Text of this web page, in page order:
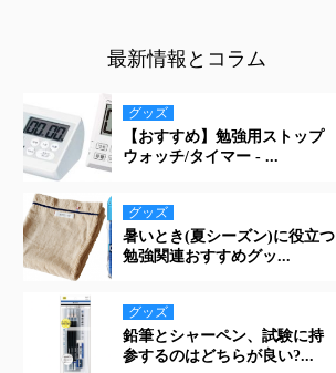
最新情報とコラム
グッズ
【おすすめ】勉強用ストップ
ウォッチ/タイマー - ...
グッズ
暑いとき(夏シーズン)に役立つ
勉強関連おすすめグッ...
グッズ
鉛筆とシャーペン、試験に持
参するのはどちらが良い?...